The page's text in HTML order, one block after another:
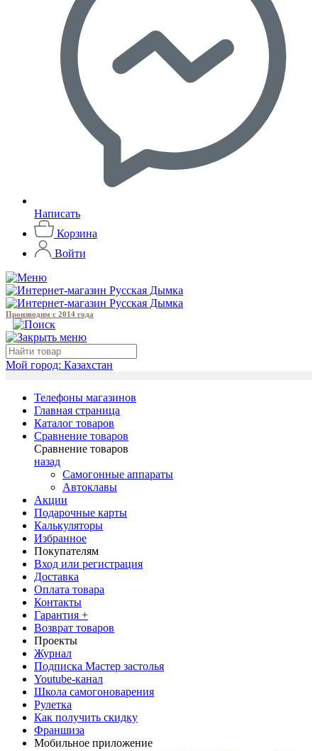
Написать
Корзина
Войти
Производим с 2014 года
Мой город: Казахстан
Телефоны магазинов
Главная страница
Каталог товаров
Сравнение товаров
Сравнение товаров
назад
Самогонные аппараты
Автоклавы
Акции
Подарочные карты
Калькуляторы
Избранное
Покупателям
Вход или регистрация
Доставка
Оплата товара
Контакты
Гарантия +
Возврат товаров
Проекты
Журнал
Подписка Мастер застолья
Youtube-канал
Школа самогоноварения
Рулетка
Как получить скидку
Франшиза
Мобильное приложение